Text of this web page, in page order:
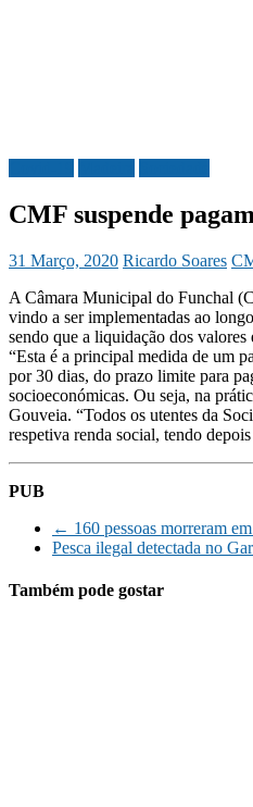
CMF suspende
31 Março, 2020 Ricardo Soares
A Câmara Municipal do Funchal
vindo a ser implementadas ao
sendo que a liquidação dos valores
“Esta é a principal medida de um
por 30 dias, do prazo limite para
socioeconómicas. Ou seja, na
Gouveia. “Todos os utentes da
respetiva renda social, tendo
PUB
← 160 pessoas morreram
Pesca ilegal detectada no
Também pode gostar